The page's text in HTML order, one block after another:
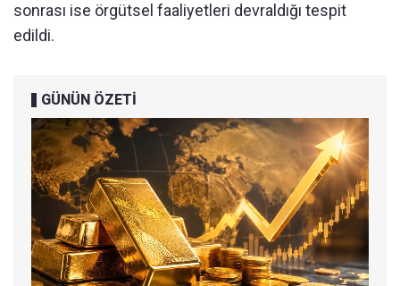
sonrası ise örgütsel faaliyetleri devraldığı tespit
edildi.
GÜNÜN ÖZETİ